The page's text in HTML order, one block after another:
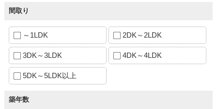
間取り
～1LDK 2DK～2LDK
3DK～3LDK 4DK～4LDK
5DK～5LDK以上
築年数